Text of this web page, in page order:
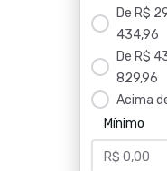
De R$
434,96
De R$
829,96
Acima
Mínimo